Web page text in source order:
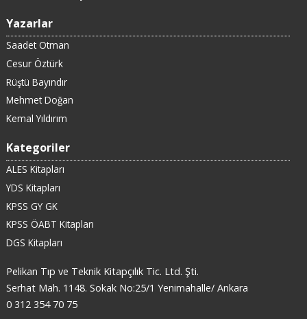
Yazarlar
Saadet Otman
Cesur Öztürk
Rüştü Bayındır
Mehmet Doğan
Kemal Yıldırım
Kategoriler
ALES Kitapları
YDS Kitapları
KPSS GY GK
KPSS ÖABT Kitapları
DGS Kitapları
Pelikan Tıp ve Teknik Kitapçılık Tic. Ltd. Şti.
Serhat Mah. 1148. Sokak No:25/1 Yenimahalle/ Ankara
0 312 354 70 75